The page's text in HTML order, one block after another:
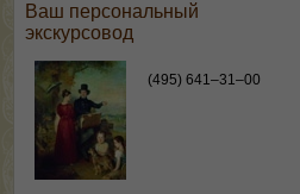
Ваш персональный
экскурсовод
(495) 641–31–00